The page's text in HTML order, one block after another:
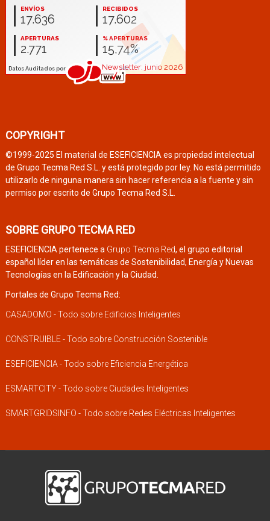
COPYRIGHT
©1999-2025 El material de ESEFICIENCIA es propiedad intelectual
de Grupo Tecma Red S.L. y está protegido por ley. No está permitido
utilizarlo de ninguna manera sin hacer referencia a la fuente y sin
permiso por escrito de Grupo Tecma Red S.L.
SOBRE GRUPO TECMA RED
ESEFICIENCIA pertenece a Grupo Tecma Red, el grupo editorial
español líder en las temáticas de Sostenibilidad, Energía y Nuevas
Tecnologías en la Edificación y la Ciudad.
Portales de Grupo Tecma Red:
CASADOMO - Todo sobre Edificios Inteligentes
CONSTRUIBLE - Todo sobre Construcción Sostenible
ESEFICIENCIA - Todo sobre Eficiencia Energética
ESMARTCITY - Todo sobre Ciudades Inteligentes
SMARTGRIDSINFO - Todo sobre Redes Eléctricas Inteligentes